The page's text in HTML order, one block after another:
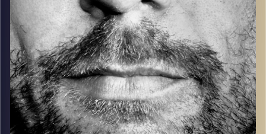
קרדיט תמונות: David Goehring